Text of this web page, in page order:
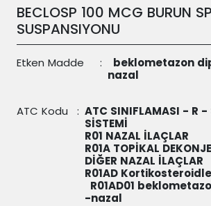
BECLOSP 100 MCG BURUN
SUSPANSIYONU
Etken Madde :
beklometazon
nazal
ATC Kodu : ATC SINIFLAMASI - R -
SİSTEMİ
R01 NAZAL İLAÇLAR
R01A TOPİKAL
DİĞER NAZAL İLAÇLAR
R01AD
R01AD01
-nazal